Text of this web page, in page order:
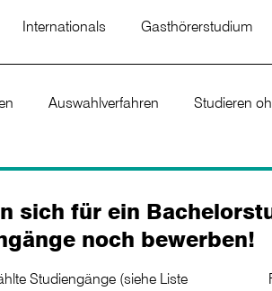
Internationals Gasthörerstudium
Auswahlverfahren Studieren
sich für ein
noch bewerben!
Studiengänge (siehe Liste